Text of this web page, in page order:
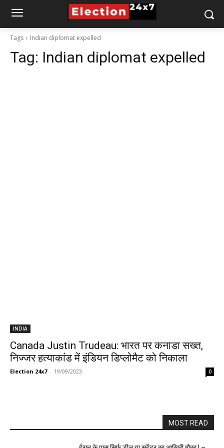
Tags Indian diplomat expelled
Tag: Indian diplomat expelled
INDIA
Canada Justin Trudeau: भारत पर कनाडा सख्त,
निज्जर हत्याकांड में इंडियन डिप्लोमैट को निकाला
Election 24x7 - 19/09/2023 0
MOST READ